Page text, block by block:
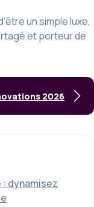
un simple luxe,
et porteur de
2026
: dynamisez